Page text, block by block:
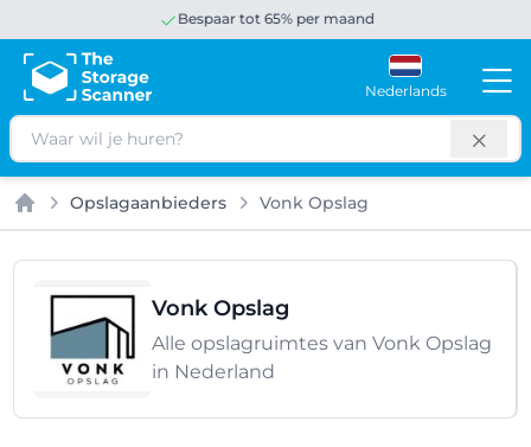
Bespaar tot 65% per maand
Nederlands
Zoeken
Home
Opslagaanbieders Vonk Opslag
Vonk Opslag
Alle opslagruimtes van Vonk Opslag
in Nederland